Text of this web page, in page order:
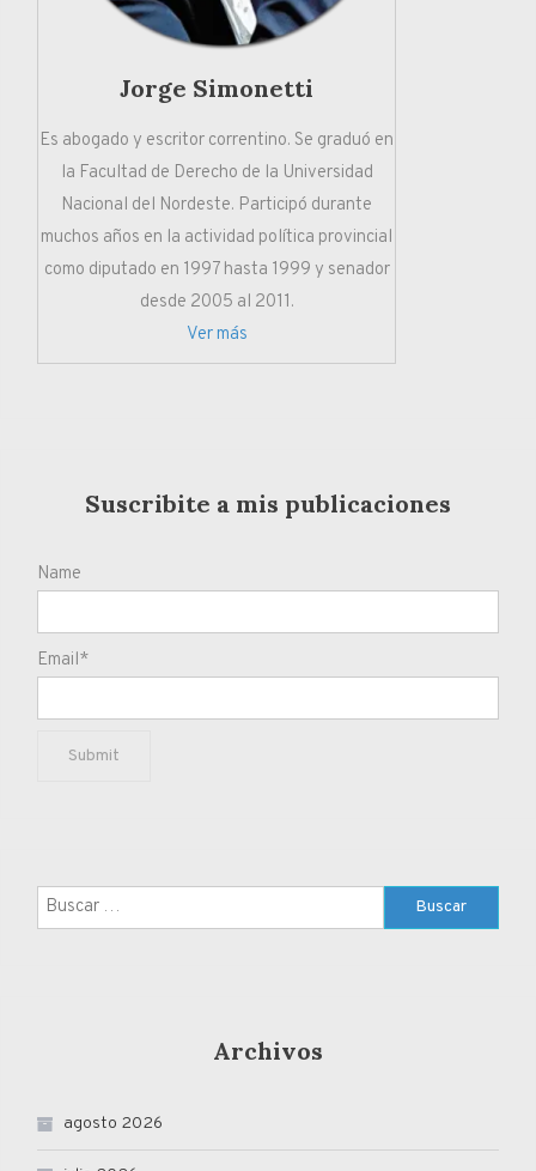
Jorge Simonetti
Es abogado y escritor correntino. Se graduó en
la Facultad de Derecho de la Universidad
Nacional del Nordeste. Participó durante
muchos años en la actividad política provincial
como diputado en 1997 hasta 1999 y senador
desde 2005 al 2011.
Ver más
Suscribite a mis publicaciones
Name
Email*
Buscar:
Archivos
agosto 2026